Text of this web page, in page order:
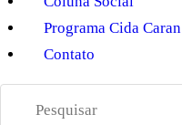
Programa Cida Caran
Contato